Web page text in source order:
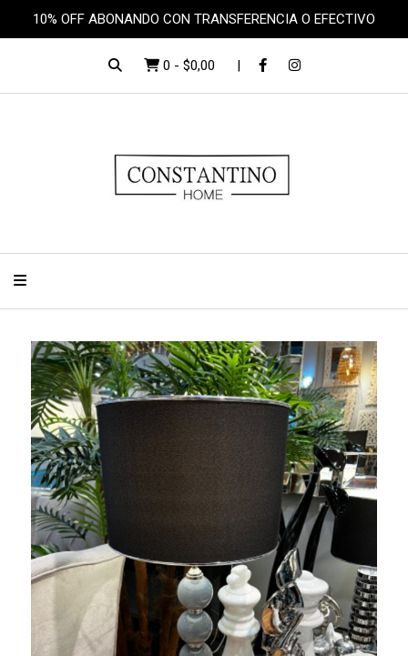
10% OFF ABONANDO CON TRANSFERENCIA O EFECTIVO
0 - $0,00